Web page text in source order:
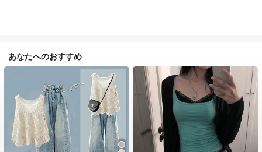
あなたへのおすすめ